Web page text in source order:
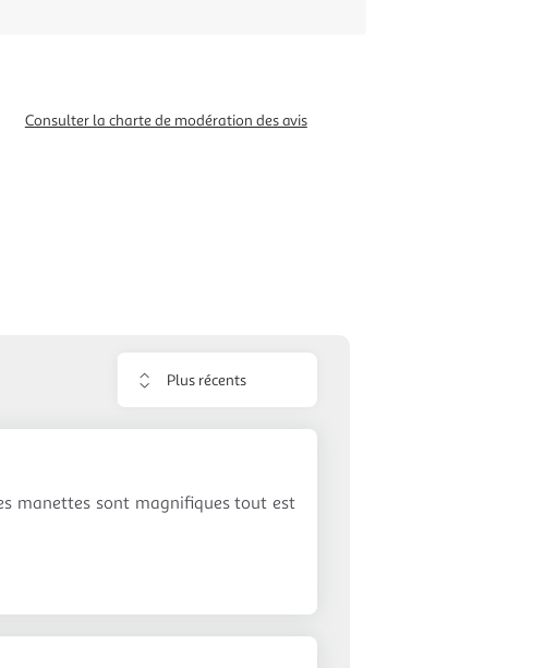
Consulter la charte de modération des avis
Trier
avis
manettes sont magnifiques tout est